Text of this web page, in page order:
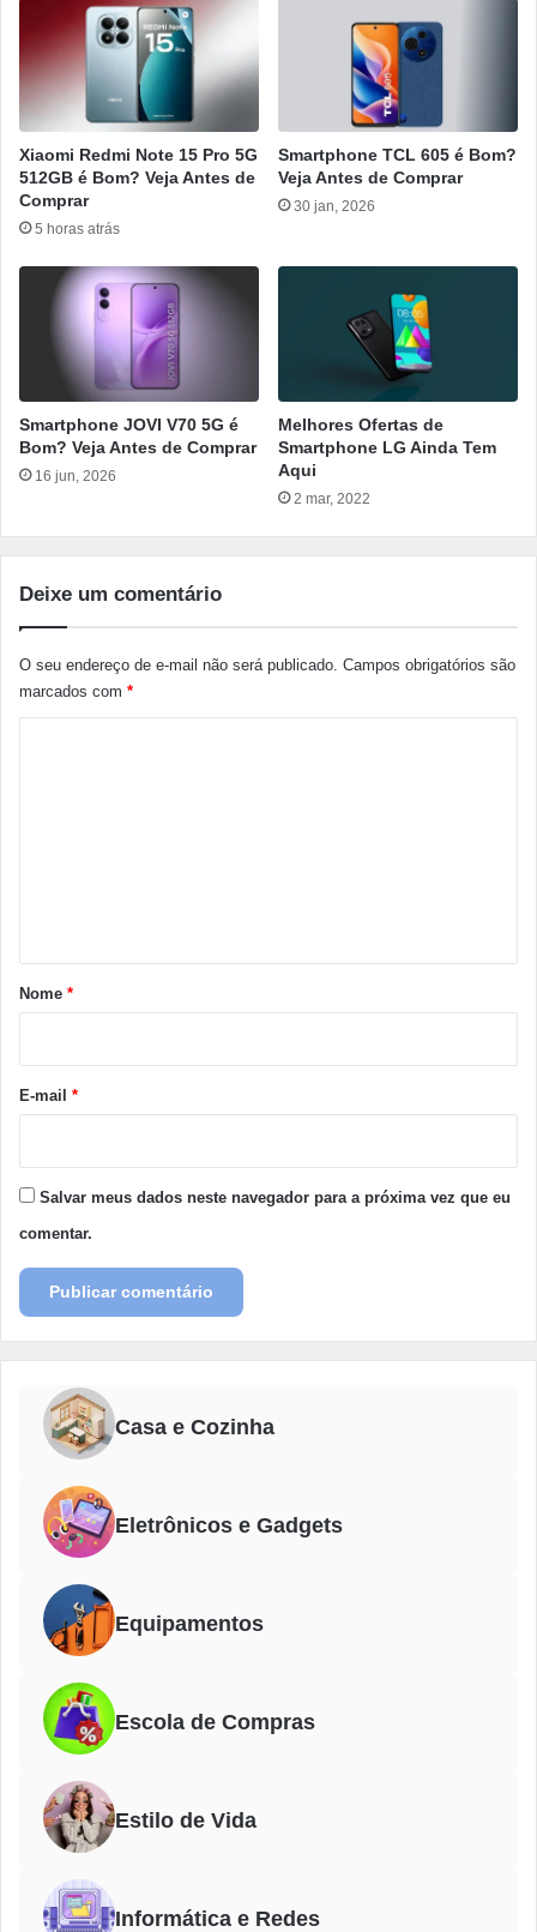
Xiaomi Redmi Note 15 Pro 5G
512GB é Bom? Veja Antes de
Comprar
5 horas atrás
Smartphone TCL 605 é Bom?
Veja Antes de Comprar
30 jan, 2026
Smartphone JOVI V70 5G é
Bom? Veja Antes de Comprar
16 jun, 2026
Melhores Ofertas de
Smartphone LG Ainda Tem
Aqui
2 mar, 2022
Deixe um comentário
O seu endereço de e-mail não será publicado. Campos obrigatórios são
marcados com *
r
*
Nome *
E-mail *
Salvar meus dados neste navegador para a próxima vez que eu
comentar.
Casa e Cozinha
Eletrônicos e Gadgets
Equipamentos
Escola de Compras
Estilo de Vida
Informática e Redes